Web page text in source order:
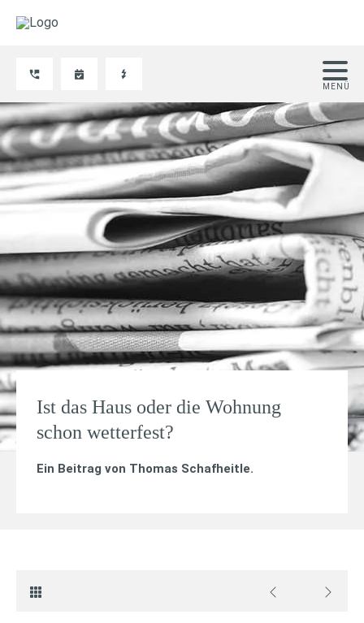
Ist das Haus oder die Wohnung
schon wetterfest?
Ein Beitrag von Thomas Schafheitle.